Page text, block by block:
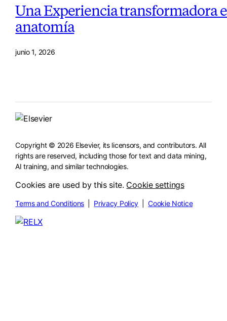
Una Experiencia transformadora
anatomía
junio 1, 2026
Copyright © 2026 Elsevier, its licensors, and contributors. All
rights are reserved, including those for text and data mining,
AI training, and similar technologies.
Cookies are used by this site. Cookie settings
Terms and Conditions Privacy Policy|Cookie Notice